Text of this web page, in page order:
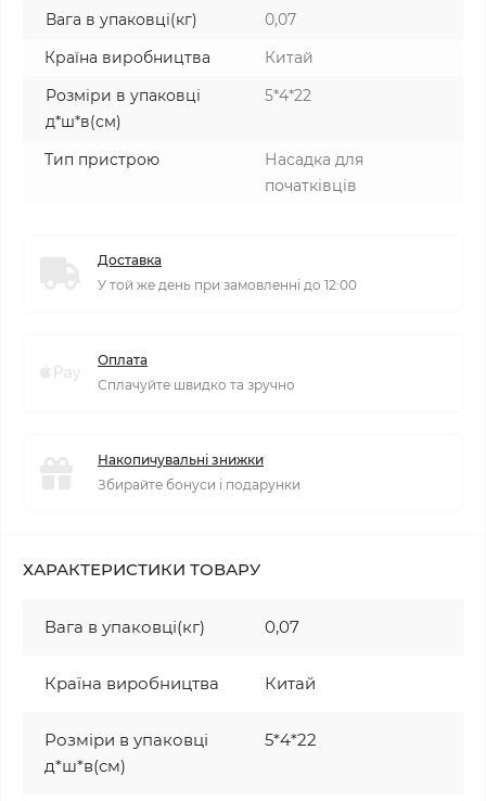
Вага в упаковці(кг)
0,07
Країна виробництва
Китай
Розміри в упаковці
д*ш*в(см)
5*4*22
Тип пристрою
Насадка для
початківців
Доставка
У той же день при замовленні до 12:00
Оплата
Сплачуйте швидко та зручно
Накопичувальні знижки
Збирайте бонуси і подарунки
ХАРАКТЕРИСТИКИ ТОВАРУ
Вага в упаковці(кг) 0,07
Країна виробництва Китай
Розміри в упаковці
д*ш*в(см)
5*4*22